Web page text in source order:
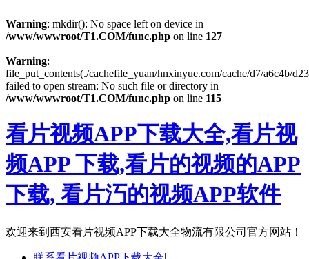
Warning: mkdir(): No space left on device in
/www/wwwroot/T1.COM/func.php on line 127
Warning:
file_put_contents(./cachefile_yuan/hnxinyue.com/cache/d7/a6c4b/
failed to open stream: No such file or directory in
/www/wwwroot/T1.COM/func.php on line 115
看片视频APP下载大全,看片视
频APP 下载,看片的视频的APP
下载, 看片汅的视频APP软件
欢迎来到 西安看片视频APP下载大全物流有限公司官方网站！